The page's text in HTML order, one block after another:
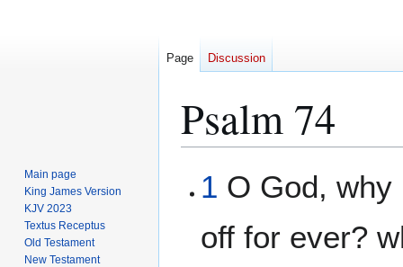
Psalm 74
toto
1 O God,
off for ever?
Page Discussion
Main page
King James Version
KJV 2023
Textus Receptus
Old Testament
New Testament